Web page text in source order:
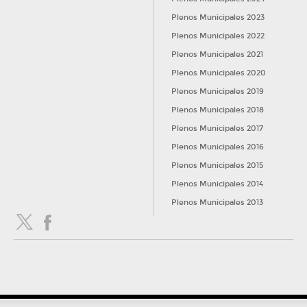
Plenos Municipales 2023
Plenos Municipales 2022
Plenos Municipales 2021
Plenos Municipales 2020
Plenos Municipales 2019
Plenos Municipales 2018
Plenos Municipales 2017
Plenos Municipales 2016
Plenos Municipales 2015
Plenos Municipales 2014
Plenos Municipales 2013